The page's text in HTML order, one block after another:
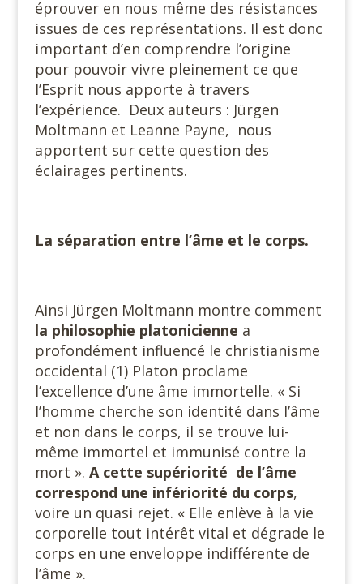
éprouver en nous même des résistances
issues de ces représentations. Il est donc
important d’en comprendre l’origine
pour pouvoir vivre pleinement ce que
l’Esprit nous apporte à travers
l’expérience. Deux auteurs : Jürgen
Moltmann et Leanne Payne, nous
apportent sur cette question des
éclairages pertinents.
La séparation entre l’âme et le corps.
Ainsi Jürgen Moltmann montre comment
la philosophie platonicienne a
profondément influencé le christianisme
occidental (1) Platon proclame
l’excellence d’une âme immortelle. « Si
l’homme cherche son identité dans l’âme
et non dans le corps, il se trouve lui-
même immortel et immunisé contre la
mort ». A cette supériorité de l’âme
correspond une infériorité du corps,
voire un quasi rejet. « Elle enlève à la vie
corporelle tout intérêt vital et dégrade le
corps en une enveloppe indifférente de
l’âme ».